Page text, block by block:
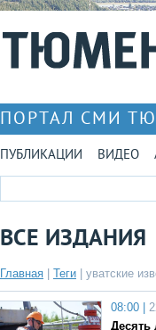
ПОРТАЛ СМИ
ПУБЛИКАЦИИ ВИДЕО
ВСЕ ИЗДАНИЯ
Главная Теги | уватские
08:00 |
Десять